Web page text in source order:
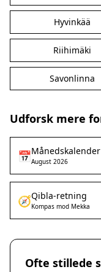
Hyvinkää
Riihimäki
Savonlinna
Udforsk mere
📅Månedskalender
August 2026
🧭Qibla-retning
Kompas mod Mekka
Ofte stillede